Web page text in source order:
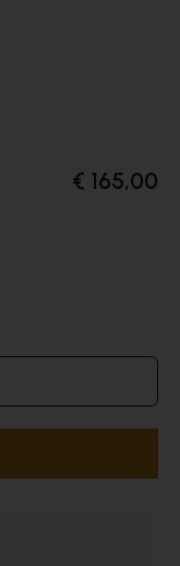
€ 165,00